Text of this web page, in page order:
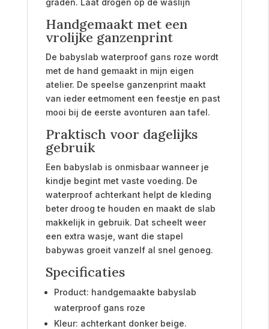
Handgemaakt met een
vrolijke ganzenprint
De babyslab waterproof gans roze wordt
met de hand gemaakt in mijn eigen
atelier. De speelse ganzenprint maakt
van ieder eetmoment een feestje en past
mooi bij de eerste avonturen aan tafel.
Praktisch voor dagelijks
gebruik
Een babyslab is onmisbaar wanneer je
kindje begint met vaste voeding. De
waterproof achterkant helpt de kleding
beter droog te houden en maakt de slab
makkelijk in gebruik. Dat scheelt weer
een extra wasje, want die stapel
babywas groeit vanzelf al snel genoeg.
Specificaties
Product: handgemaakte babyslab
waterproof gans roze
Kleur: achterkant donker beige.